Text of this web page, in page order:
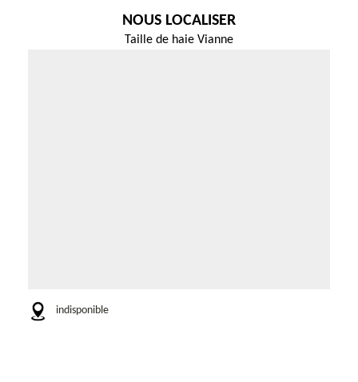
NOUS LOCALISER
Taille de haie Vianne
indisponible